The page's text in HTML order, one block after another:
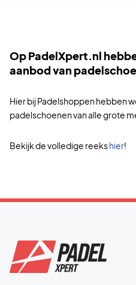
Op PadelXpert.nl
aanbod van
Hier bij Padelshoppen hebben
padelschoenen van alle grote
Bekijk de volledige reekshier!